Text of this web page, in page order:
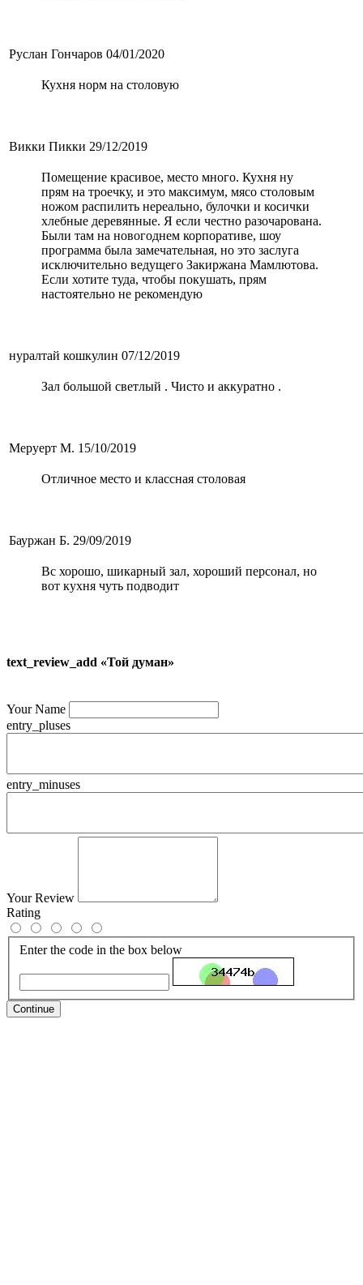
Руслан Гончаров 04/01/2020
Кухня норм на столовую
Викки Пикки 29/12/2019
Помещение красивое, место много. Кухня ну
прям на троечку, и это максимум, мясо столовым
ножом распилить нереально, булочки и косички
хлебные деревянные. Я если честно разочарована.
Были там на новогоднем корпоративе, шоу
программа была замечательная, но это заслуга
исключительно ведущего Закиржана Мамлютова.
Если хотите туда, чтобы покушать, прям
настоятельно не рекомендую
нуралтай кошкулин 07/12/2019
Зал большой светлый . Чисто и аккуратно .
Меруерт М. 15/10/2019
Отличное место и классная столовая
Бауржан Б. 29/09/2019
Вс хорошо, шикарный зал, хороший персонал, но
вот кухня чуть подводит
text_review_add «Той думан»
Your Name
entry_pluses
entry_minuses
Your Review
Rating
Enter the code in the box below
Continue